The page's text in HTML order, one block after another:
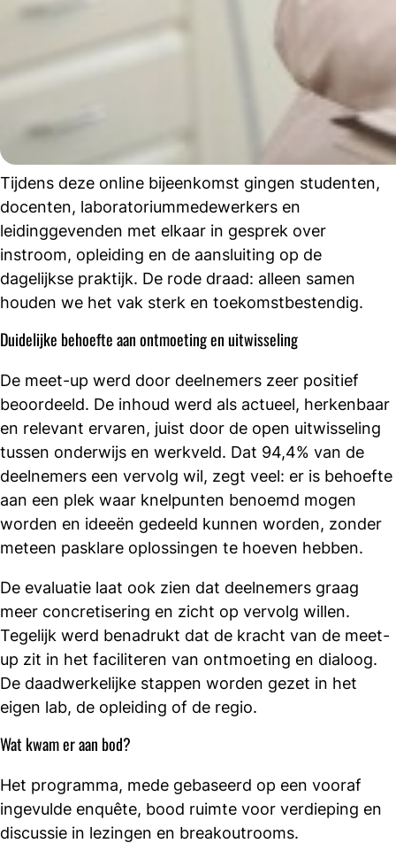
Tijdens deze online bijeenkomst gingen studenten,
docenten, laboratoriummedewerkers en
leidinggevenden met elkaar in gesprek over
instroom, opleiding en de aansluiting op de
dagelijkse praktijk. De rode draad: alleen samen
houden we het vak sterk en toekomstbestendig.
Duidelijke behoefte aan ontmoeting en uitwisseling
De meet-up werd door deelnemers zeer positief
beoordeeld. De inhoud werd als actueel, herkenbaar
en relevant ervaren, juist door de open uitwisseling
tussen onderwijs en werkveld. Dat 94,4% van de
deelnemers een vervolg wil, zegt veel: er is behoefte
aan een plek waar knelpunten benoemd mogen
worden en ideeën gedeeld kunnen worden, zonder
meteen pasklare oplossingen te hoeven hebben.
De evaluatie laat ook zien dat deelnemers graag
meer concretisering en zicht op vervolg willen.
Tegelijk werd benadrukt dat de kracht van de meet-
up zit in het faciliteren van ontmoeting en dialoog.
De daadwerkelijke stappen worden gezet in het
eigen lab, de opleiding of de regio.
Wat kwam er aan bod?
Het programma, mede gebaseerd op een vooraf
ingevulde enquête, bood ruimte voor verdieping en
discussie in lezingen en breakoutrooms.